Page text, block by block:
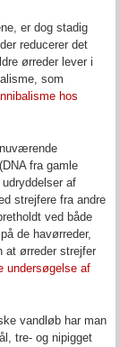
er dog stadig
reducerer det
ørreder lever i
som
hos
fra gamle
af
strejfere fra andre
ved både
de havørreder,
at ørreder strejfer
undersøgelse af
vandløb har man
tre- og nipigget